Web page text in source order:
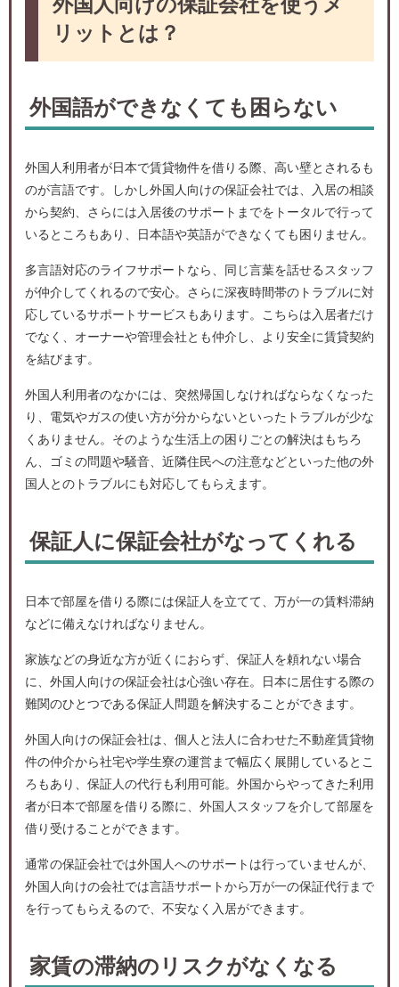
リットとは？
外国語ができなくても困らない
外国人利用者が日本で賃貸物件を借りる際、高い壁とされるも
のが言語です。しかし外国人向けの保証会社では、入居の相談
から契約、さらには入居後のサポートまでをトータルで行って
いるところもあり、日本語や英語ができなくても困りません。
多言語対応のライフサポートなら、同じ言葉を話せるスタッフ
が仲介してくれるので安心。さらに深夜時間帯のトラブルに対
応しているサポートサービスもあります。こちらは入居者だけ
でなく、オーナーや管理会社とも仲介し、より安全に賃貸契約
を結びます。
外国人利用者のなかには、突然帰国しなければならなくなった
り、電気やガスの使い方が分からないといったトラブルが少な
くありません。そのような生活上の困りごとの解決はもちろ
ん、ゴミの問題や騒音、近隣住民への注意などといった他の外
国人とのトラブルにも対応してもらえます。
保証人に保証会社がなってくれる
日本で部屋を借りる際には保証人を立てて、万が一の賃料滞納
などに備えなければなりません。
家族などの身近な方が近くにおらず、保証人を頼れない場合
に、外国人向けの保証会社は心強い存在。日本に居住する際の
難関のひとつである保証人問題を解決することができます。
外国人向けの保証会社は、個人と法人に合わせた不動産賃貸物
件の仲介から社宅や学生寮の運営まで幅広く展開しているとこ
ろもあり、保証人の代行も利用可能。外国からやってきた利用
者が日本で部屋を借りる際に、外国人スタッフを介して部屋を
借り受けることができます。
通常の保証会社では外国人へのサポートは行っていませんが、
外国人向けの会社では言語サポートから万が一の保証代行まで
を行ってもらえるので、不安なく入居ができます。
家賃の滞納のリスクがなくなる